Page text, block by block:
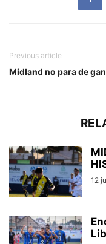
Previous article
Midland no para de
12